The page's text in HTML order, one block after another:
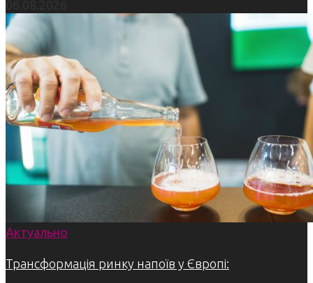
Актуально
Трансформація ринку напоїв у Європі: